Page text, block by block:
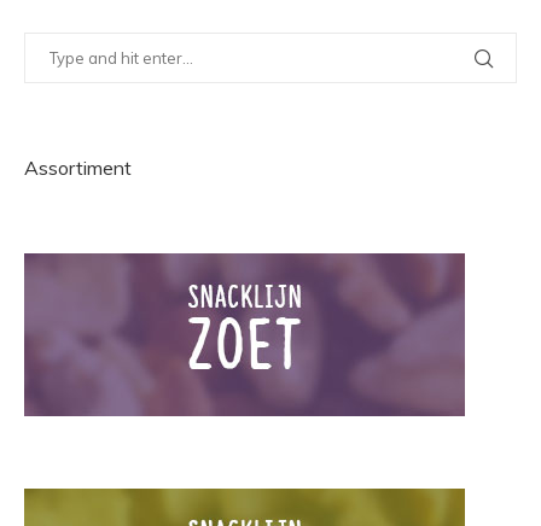
Assortiment